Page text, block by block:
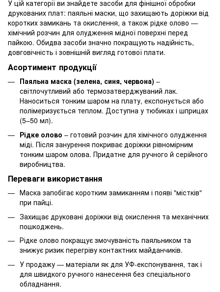
У цій категорії ви знайдете засоби для фінішної обробки
друкованих плат: паяльні маски, що захищають доріжки від
коротких замикань та окислення, а також рідке олово —
хімічний розчин для олудження мідної поверхні перед
пайкою. Обидва засоби значно покращують надійність,
довговічність і зовнішній вигляд готової плати.
Асортимент продукції
Паяльна маска (зелена, синя, червона) –
світлочутливий або термозатверджуваний лак.
Наноситься тонким шаром на плату, експонується або
полімеризується теплом. Доступна у тюбиках і шприцах
(5–50 мл).
Рідке олово – готовий розчин для хімічного олудження
міді. Після занурення покриває доріжки рівномірним
тонким шаром олова. Придатне для ручного й серійного
виробництва.
Переваги використання
Маска запобігає коротким замиканням і появі "містків"
при пайці.
Захищає друковані доріжки від окислення та механічних
пошкоджень.
Рідке олово покращує змочуваність паяльником та
знижує ризик перегріву контактних майданчиків.
У продажу — матеріали як для УФ-експонування, так і
для швидкого ручного нанесення без спеціального
обладнання.